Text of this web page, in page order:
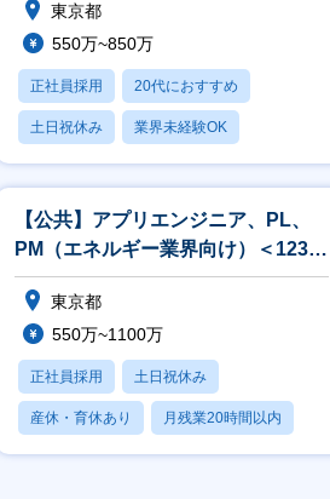
東京都
550万~850万
正社員採用 20代におすすめ
土日祝休み 業界未経験OK
産休・育休あり
【公共】アプリエンジニア、PL、
PM（エネルギー業界向け）＜1238
＞
東京都
550万~1100万
正社員採用 土日祝休み
産休・育休あり 月残業20時間以内
賞与あり